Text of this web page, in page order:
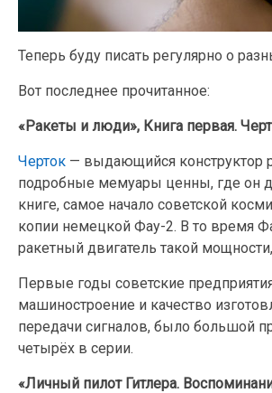
Теперь буду писать регулярно о
Вот последнее прочитанное:
«Ракеты и люди», Книга первая.
Черток — выдающийся конструктор
подробные мемуары ценны, где он
книге, самое начало советской
копии немецкой Фау-2. В то время
ракетный двигатель такой
Первые годы советские
машиностроение и качество
передачи сигналов, было большой
четырёх в серии.
«Личный пилот Гитлера.